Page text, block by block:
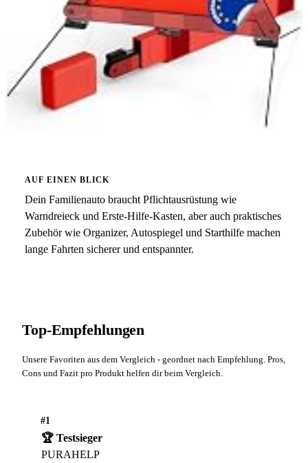
AUF EINEN BLICK
Dein Familienauto braucht Pflichtausrüstung wie
Warndreieck und Erste-Hilfe-Kasten, aber auch praktisches
Zubehör wie Organizer, Autospiegel und Starthilfe machen
lange Fahrten sicherer und entspannter.
Top-Empfehlungen
Unsere Favoriten aus dem Vergleich - geordnet nach Empfehlung. Pros,
Cons und Fazit pro Produkt helfen dir beim Vergleich.
#1
🏆 Testsieger
PURAHELP